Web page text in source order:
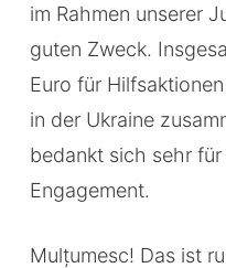
im Rahmen unserer
guten Zweck.
Euro für
in der Ukraine
bedankt sich sehr
Engagement.
Mulțumesc! Das ist